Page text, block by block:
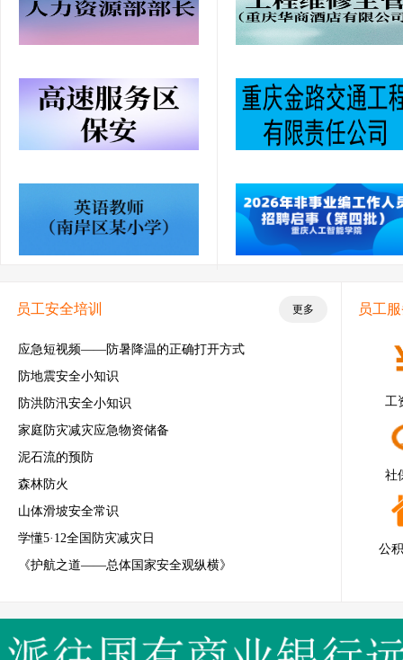
员工安全培训 更多
应急短视频——防暑降温的正确打开方式
防地震安全小知识
防洪防汛安全小知识
家庭防灾减灾应急物资储备
泥石流的预防
森林防火
山体滑坡安全常识
学懂5·12全国防灾减灾日
《护航之道——总体国家安全观纵横》
员工
工
社
公